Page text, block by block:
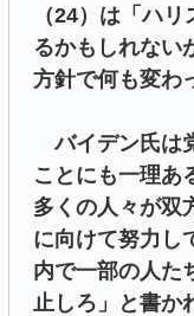
（24）は「ハ
るかもしれない
方針で何も変わ
バイデン氏は
ことにも一理あ
多くの人々が双
に向けて努力し
内で一部の人た
止しろ」と書か